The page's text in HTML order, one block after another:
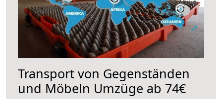
Transport von Gegenständen
und Möbeln Umzüge ab 74€